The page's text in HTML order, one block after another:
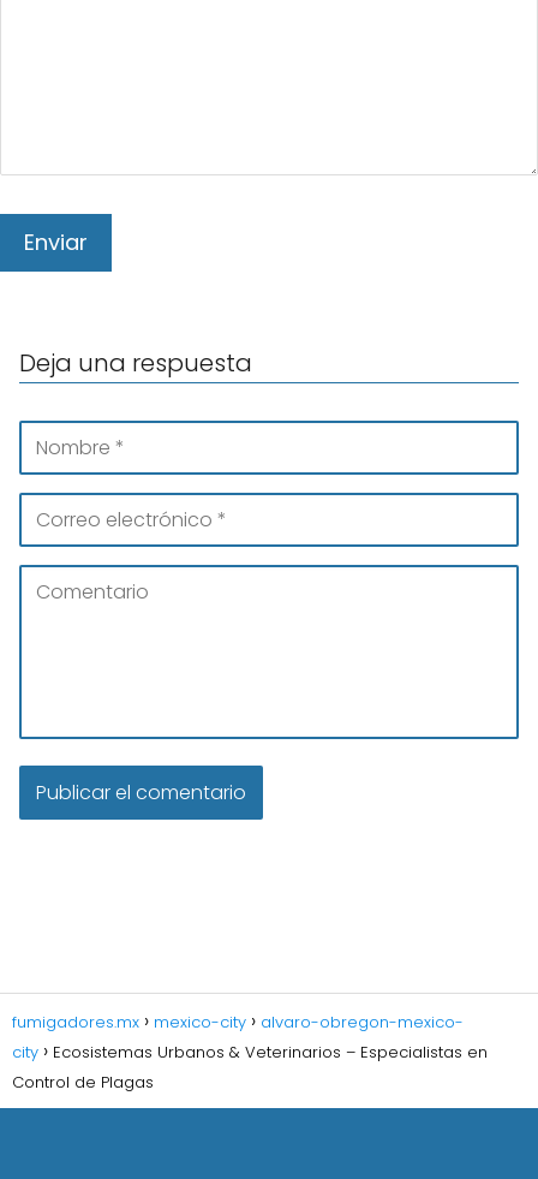
Deja una respuesta
fumigadores.mx mexico-city
alvaro-obregon-mexico-
city
Ecosistemas Urbanos & Veterinarios – Especialistas en
Control de Plagas